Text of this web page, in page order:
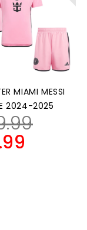
MIAMI MESSI
2024-2025